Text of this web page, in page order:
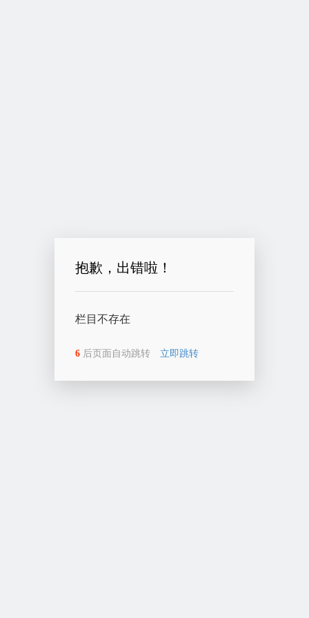
抱歉，出错啦！
栏目不存在
6 后页面自动跳转 立即跳转